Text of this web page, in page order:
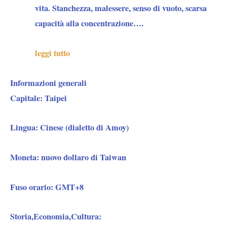
vita. Stanchezza, malessere, senso di vuoto, scarsa
capacità alla concentrazione….
leggi tutto
Informazioni generali
Capitale: Taipei
Lingua: Cinese (dialetto di Amoy)
Moneta: nuovo dollaro di Taiwan
Fuso orario: GMT+8
Storia,Economia,Cultura: